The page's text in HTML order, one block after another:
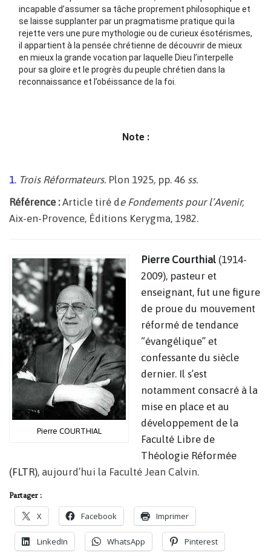
incapable d’assumer sa tâche proprement philosophique et
se laisse supplanter par un pragmatisme pratique qui la
rejette vers une pure mythologie ou de curieux ésotérismes,
il appartient à la pensée chrétienne de découvrir de mieux
en mieux la grande vocation par laquelle Dieu l’interpelle
pour sa gloire et le progrès du peuple chrétien dans la
reconnaissance et l’obéissance de la foi.
Note :
1. Trois Réformateurs. Plon 1925, pp. 46 ss.
Référence :Article tiré d e Fondements pour l’Avenir,
Aix-en-Provence, Éditions Kerygma, 1982.
Pierre COURTHIAL
Pierre Courthial (1914-
2009), pasteur et
enseignant, fut une figure
de proue du mouvement
réformé de tendance
“évangélique” et
confessante du siècle
dernier. Il s’est
notamment consacré à la
mise en place et au
développement de la
Faculté Libre de
Théologie Réformée
(FLTR), aujourd’hui la Faculté Jean Calvin.
Partager :
X Facebook Imprimer
LinkedIn WhatsApp Pinterest